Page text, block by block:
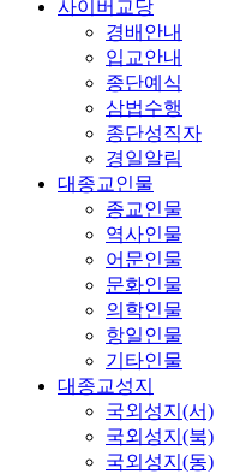
사이버교당
경배안내
입교안내
종단예식
삼법수행
종단성직자
경일알림
대종교인물
종교인물
역사인물
어문인물
문화인물
의학인물
항일인물
기타인물
대종교성지
국외성지(서)
국외성지(북)
국외성지(동)